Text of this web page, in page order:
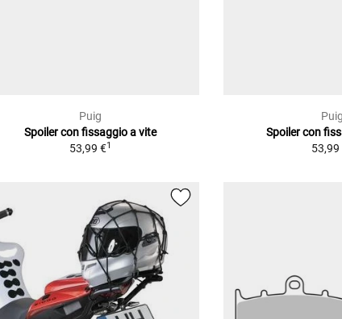
Puig
Spoiler con fissaggio a vite
53,99 €1
Puig
Spoiler con
53,99